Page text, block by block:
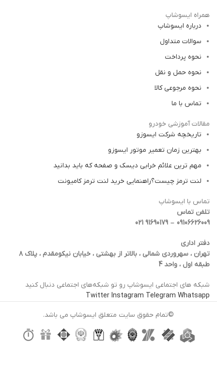
همراه ایسوشاپ
درباره ایسوشاپ
سوالات متداول
نحوه پرداخت
نحوه حمل و نقل
نحوه مرجوعی کالا
تماس با ما
مقالات آموزشی خودرو
تاریخچه شرکت ایسوزو
بهترین زمان تعمیر موتور ایسوزو
مهم ترین علائم خرابی دیسک و صفحه که باید بدانید
لنت ترمز چیست؟راهنمایی خرید لنت ترمز کامیونت
تماس با ایسوشاپ
تلفن تماس
09106626009 – 91690179 021
دفتر اداری
تهران ، سهروردی شمالی ، بالاتر از بهشتی ، خیابان نیکومقدم ، پلاک ۸
طبقه اول ، واحد 4
شبکه‌ های اجتماعی ایسوشاپ رو تو شبکه‌های اجتماعی دنبال کنید
Twitter Instagram Telegram Whatsapp
©تمام حقوق سایت متعلق ایسوشاپ می باشد.